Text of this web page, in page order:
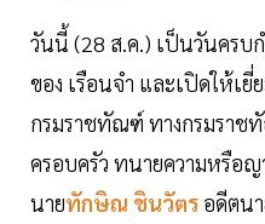
วันนี้ (28 ส.ค.) เป็นวันครบ
ของ เรือนจำ และเปิดให้เ
กรมราชทัณฑ์ ทางกรมราช
ครอบครัว ทนายความหรือญ
นายทักษิณ ชินวัตร อดีตน